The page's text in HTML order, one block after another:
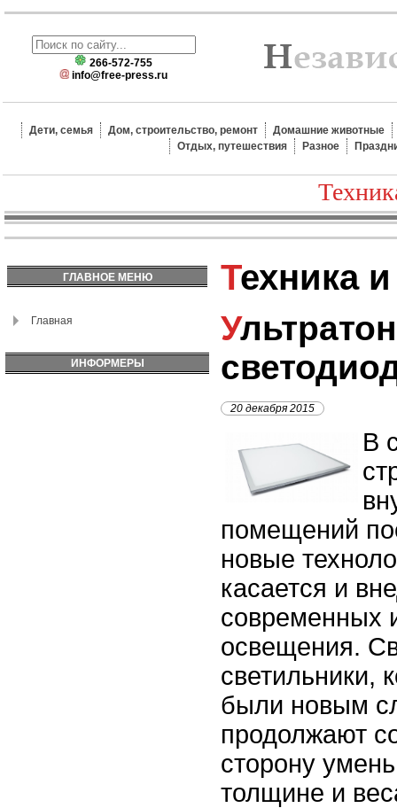
266-572-755
info@free-press.ru
Дети, семья Дом, строительство, ремонт
Домашние животные
Отдых, путешествия
Разное
ГЛАВНОЕ МЕНЮ
Главная
ИНФОРМЕРЫ
Техника
Ультратонкие
20 декабря 2015
В
помещений
новые
касается и
современных
освещения.
светильники,
были новым
продолжают
сторону
толщине и